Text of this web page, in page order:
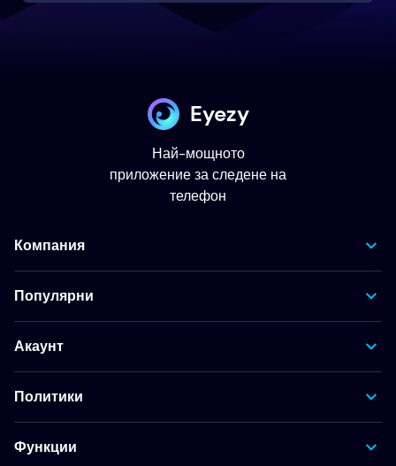
Eyezy
Най-мощното
приложение за следене на
телефон
Компания
Популярни
Акаунт
Политики
Функции